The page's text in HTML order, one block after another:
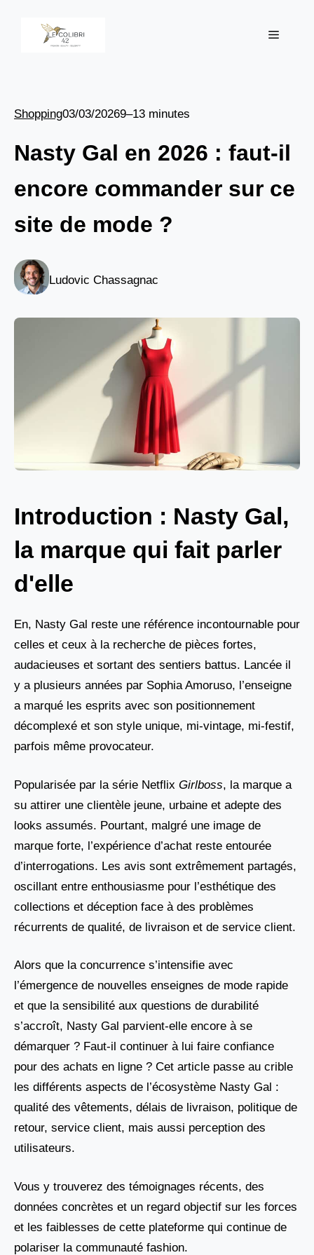
Menu
Shopping03/03/20269–13 minutes
Nasty Gal en 2026 : faut-il
encore commander sur ce
site de mode ?
Ludovic Chassagnac
Introduction : Nasty Gal,
la marque qui fait parler
d'elle
En, Nasty Gal reste une référence incontournable pour
celles et ceux à la recherche de pièces fortes,
audacieuses et sortant des sentiers battus. Lancée il
y a plusieurs années par Sophia Amoruso, l’enseigne
a marqué les esprits avec son positionnement
décomplexé et son style unique, mi-vintage, mi-festif,
parfois même provocateur.
Popularisée par la série Netflix Girlboss, la marque a
su attirer une clientèle jeune, urbaine et adepte des
looks assumés. Pourtant, malgré une image de
marque forte, l’expérience d’achat reste entourée
d’interrogations. Les avis sont extrêmement partagés,
oscillant entre enthousiasme pour l’esthétique des
collections et déception face à des problèmes
récurrents de qualité, de livraison et de service client.
Alors que la concurrence s’intensifie avec
l’émergence de nouvelles enseignes de mode rapide
et que la sensibilité aux questions de durabilité
s’accroît, Nasty Gal parvient-elle encore à se
démarquer ? Faut-il continuer à lui faire confiance
pour des achats en ligne ? Cet article passe au crible
les différents aspects de l’écosystème Nasty Gal :
qualité des vêtements, délais de livraison, politique de
retour, service client, mais aussi perception des
utilisateurs.
Vous y trouverez des témoignages récents, des
données concrètes et un regard objectif sur les forces
et les faiblesses de cette plateforme qui continue de
polariser la communauté fashion.